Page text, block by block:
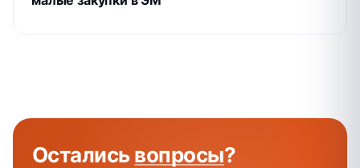
Осталисьвопросы?